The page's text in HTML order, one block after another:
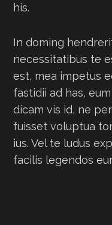
his.
In doming
necessitatibus te
est, mea impetus
fastidii ad has,
dicam vis id, ne
fuisset voluptua
ius. Vel te ludus
facilis legendos